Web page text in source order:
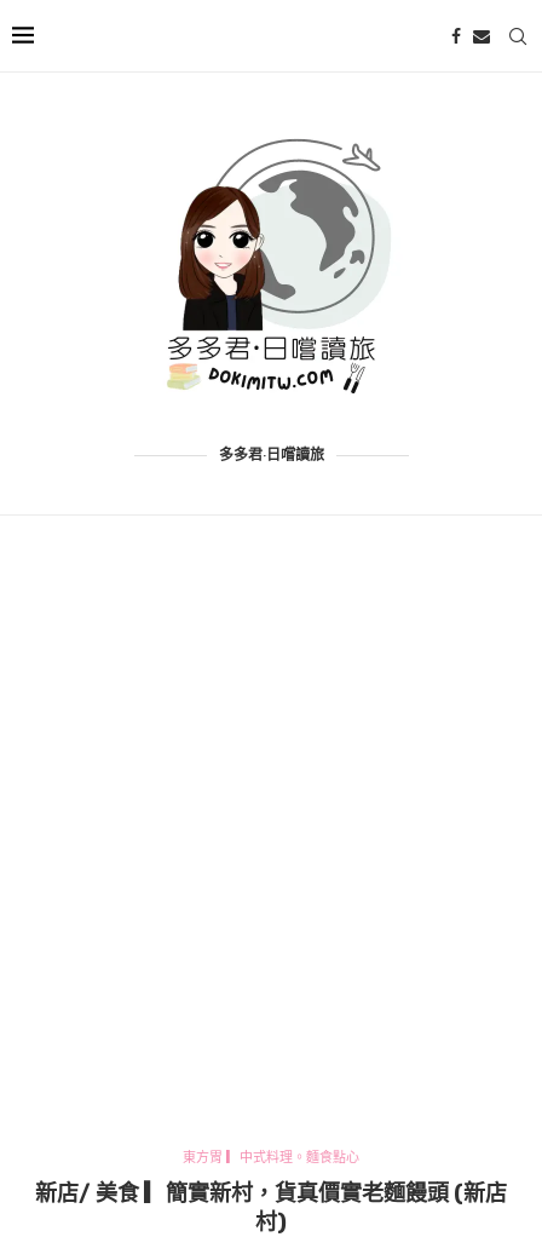
多多君·日嚐讀旅
東方胃 ▎中式料理。麵食點心
新店/ 美食 ▎簡實新村，貨真價實老麵饅頭 (新店
村)